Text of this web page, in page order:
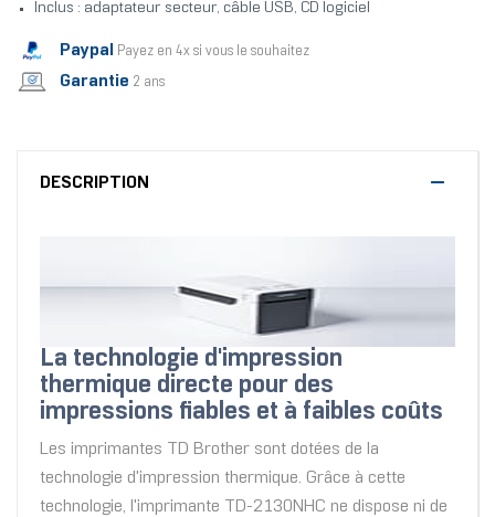
Inclus : adaptateur secteur, câble USB, CD logiciel
Paypal Payez en 4x si vous le souhaitez
Garantie 2 ans
DESCRIPTION
La technologie d'impression
thermique directe pour des
impressions fiables et à faibles coûts
Les imprimantes TD Brother sont dotées de la
technologie d'impression thermique. Grâce à cette
technologie, l'imprimante TD-2130NHC ne dispose ni de